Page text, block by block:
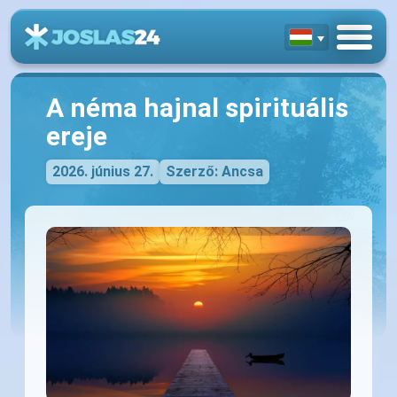
A néma hajnal spirituális
ereje
2026. június 27. Szerző: Ancsa